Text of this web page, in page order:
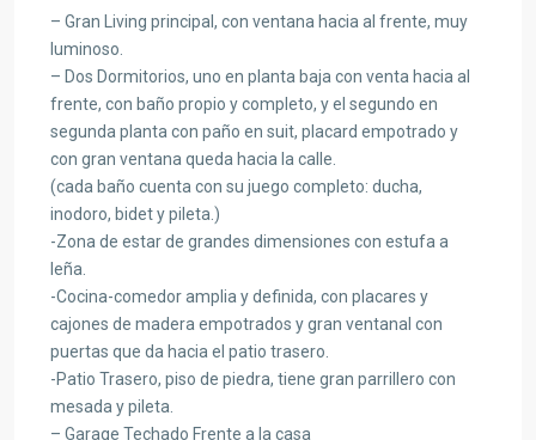
– Gran Living principal, con ventana hacia al frente, muy
luminoso.
– Dos Dormitorios, uno en planta baja con venta hacia al
frente, con baño propio y completo, y el segundo en
segunda planta con paño en suit, placard empotrado y
con gran ventana queda hacia la calle.
(cada baño cuenta con su juego completo: ducha,
inodoro, bidet y pileta.)
-Zona de estar de grandes dimensiones con estufa a
leña.
-Cocina-comedor amplia y definida, con placares y
cajones de madera empotrados y gran ventanal con
puertas que da hacia el patio trasero.
-Patio Trasero, piso de piedra, tiene gran parrillero con
mesada y pileta.
– Garage Techado Frente a la casa